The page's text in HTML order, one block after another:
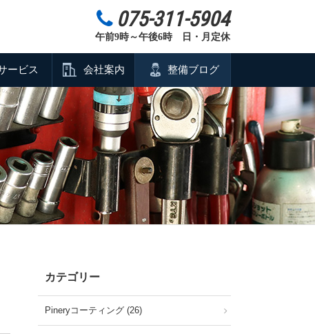
075-311-5904
午前9時～午後6時 日・月定休
ービス 会社案内 整備ブログ
カテゴリー
Pineryコーティング (26)